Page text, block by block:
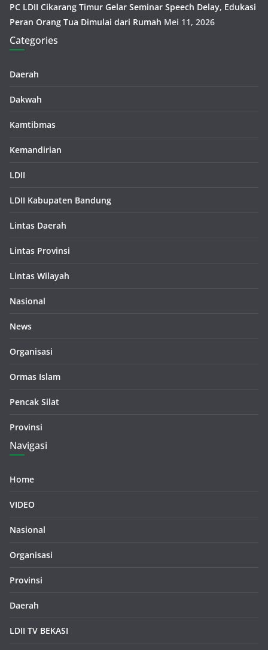
PC LDII Cikarang Timur Gelar Seminar Speech Delay, Edukasi
Peran Orang Tua Dimulai dari Rumah Mei 11, 2026
Categories
Daerah
Dakwah
Kamtibmas
Kemandirian
LDII
LDII Kabupaten Bandung
Lintas Daerah
Lintas Provinsi
Lintas Wilayah
Nasional
News
Organisasi
Ormas Islam
Pencak Silat
Provinsi
Navigasi
Home
VIDEO
Nasional
Organisasi
Provinsi
Daerah
LDII TV BEKASI